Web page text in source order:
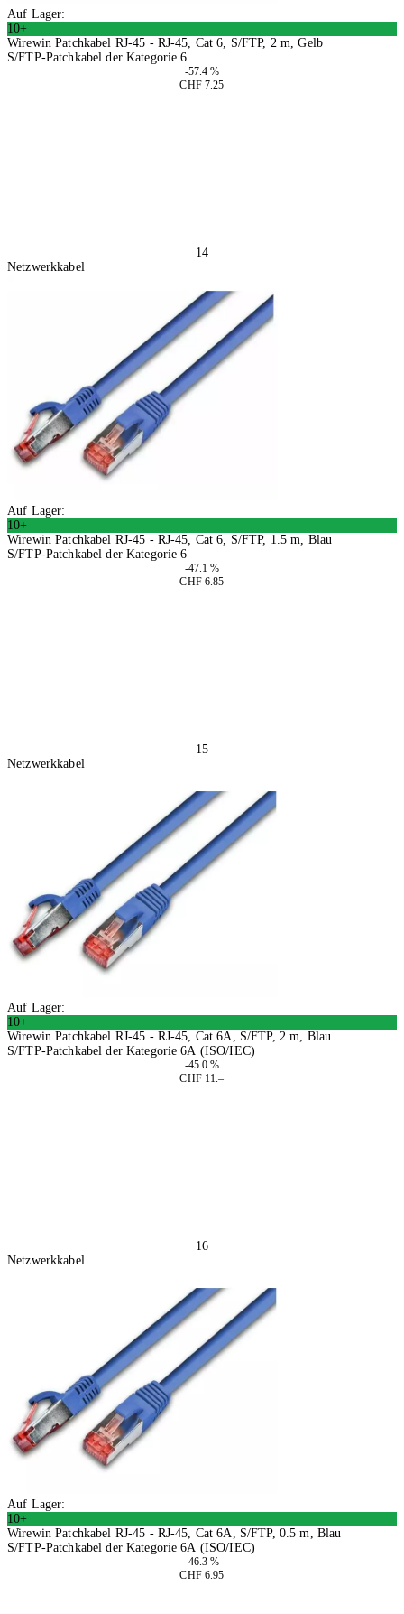
Auf Lager:
10+
Wirewin Patchkabel RJ-45 - RJ-45, Cat 6, S/FTP, 2 m, Gelb
S/FTP-Patchkabel der Kategorie 6
-57.4 %
CHF 7.25
14
Netzwerkkabel
Auf Lager:
10+
Wirewin Patchkabel RJ-45 - RJ-45, Cat 6, S/FTP, 1.5 m, Blau
S/FTP-Patchkabel der Kategorie 6
-47.1 %
CHF 6.85
15
Netzwerkkabel
Auf Lager:
10+
Wirewin Patchkabel RJ-45 - RJ-45, Cat 6A, S/FTP, 2 m, Blau
S/FTP-Patchkabel der Kategorie 6A (ISO/IEC)
-45.0 %
CHF 11.–
16
Netzwerkkabel
Auf Lager:
10+
Wirewin Patchkabel RJ-45 - RJ-45, Cat 6A, S/FTP, 0.5 m, Blau
S/FTP-Patchkabel der Kategorie 6A (ISO/IEC)
-46.3 %
CHF 6.95